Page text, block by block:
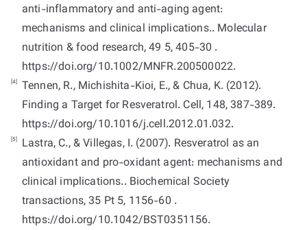
anti-inflammatory and anti-aging agent:
mechanisms and clinical implications.. Molecular
nutrition & food research, 49 5, 405-30 .
https://doi.org/10.1002/MNFR.200500022.
[4] Tennen, R., Michishita-Kioi, E., & Chua, K. (2012).
Finding a Target for Resveratrol. Cell, 148, 387-389.
https://doi.org/10.1016/j.cell.2012.01.032.
[5]
Lastra, C., & Villegas, I. (2007). Resveratrol as an
antioxidant and pro-oxidant agent: mechanisms and
clinical implications.. Biochemical Society
transactions, 35 Pt 5, 1156-60 .
https://doi.org/10.1042/BST0351156.